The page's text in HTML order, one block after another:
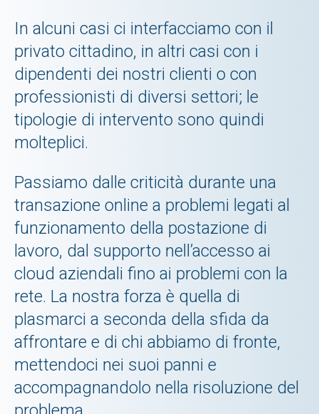
In alcuni casi ci interfacciamo con il
privato cittadino, in altri casi con i
dipendenti dei nostri clienti o con
professionisti di diversi settori; le
tipologie di intervento sono quindi
molteplici.
Passiamo dalle criticità durante una
transazione online a problemi legati al
funzionamento della postazione di
lavoro, dal supporto nell’accesso ai
cloud aziendali fino ai problemi con la
rete. La nostra forza è quella di
plasmarci a seconda della sfida da
affrontare e di chi abbiamo di fronte,
mettendoci nei suoi panni e
accompagnandolo nella risoluzione del